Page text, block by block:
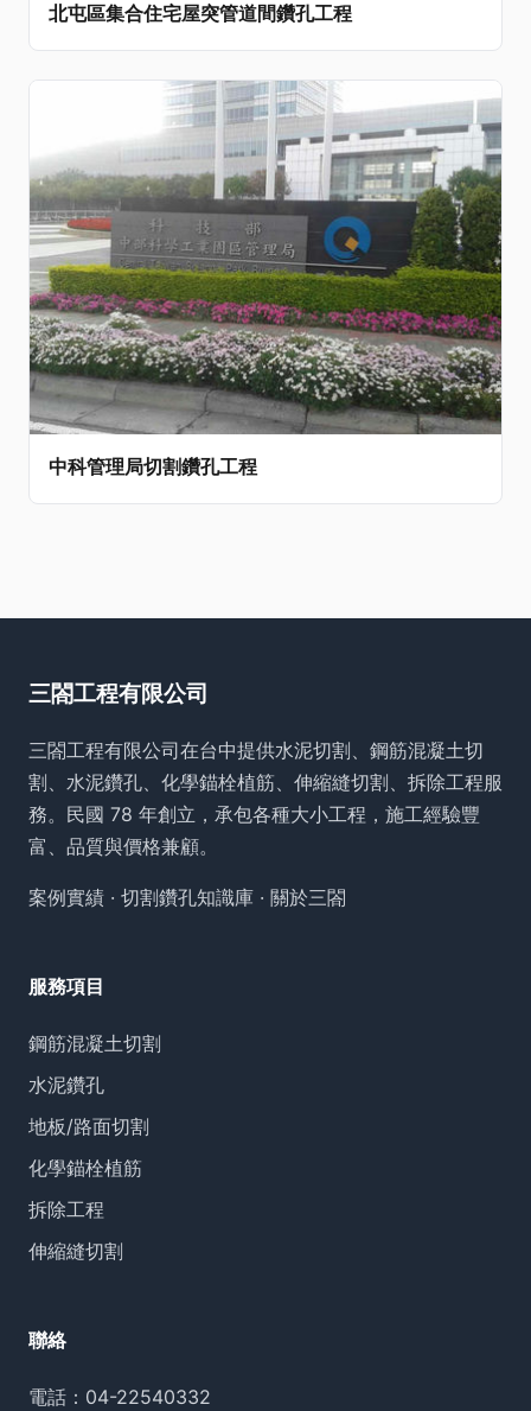
北屯區集合住宅屋突管道間鑽孔工程
中科管理局切割鑽孔工程
三閤工程有限公司
三閤工程有限公司在台中提供水泥切割、鋼筋混凝土切
割、水泥鑽孔、化學錨栓植筋、伸縮縫切割、拆除工程服
務。民國 78 年創立，承包各種大小工程，施工經驗豐
富、品質與價格兼顧。
案例實績 · 切割鑽孔知識庫 · 關於三閤
服務項目
鋼筋混凝土切割
水泥鑽孔
地板/路面切割
化學錨栓植筋
拆除工程
伸縮縫切割
聯絡
電話： 04-22540332